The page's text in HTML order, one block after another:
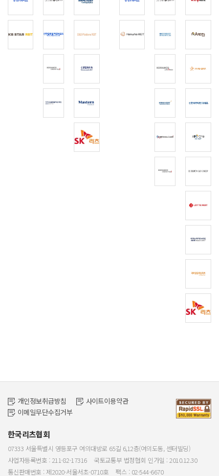
개인정보취급방침
사이트이용약관
이메일무단수집거부
한국리츠협회
07333 서울특별시 영등포구 여의대방로 65길 6,12층(여의도동, 센터빌딩)
사업자등록번호 : 211-82-17316
국토교통부 법정협회 인가일 : 2010.12.30
통신판매번호 : 제2020-서울서초-0710호
팩스 : 02-544-6670